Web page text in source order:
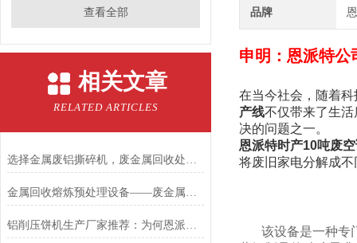
查看全部
相关文章
RELATED ARTICLES
选择金属废铝撕碎机，废金属回收处理不再是难题
金属回收熔炼预处理设备——废金属锤击撕碎机
铝削压饼机生产厂家推荐：为何恩派特是您的优选合作伙伴
品牌
申明：恩派特公
在当今社会，随着
产线不仅带来了生
决的问题之一。
恩派特时产10吨废
将废旧家电分解成
该设备是一种专